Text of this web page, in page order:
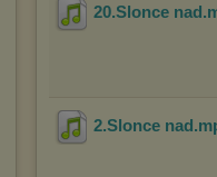
20.Slonce nad
2.Slonce nad